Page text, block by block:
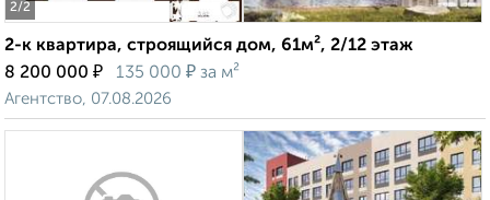
2/2
2-к квартира, строящийся дом, 61м², 2/12 этаж
8 200 000 ₽ 135 000 ₽ за м²
Агентство, 07.08.2026